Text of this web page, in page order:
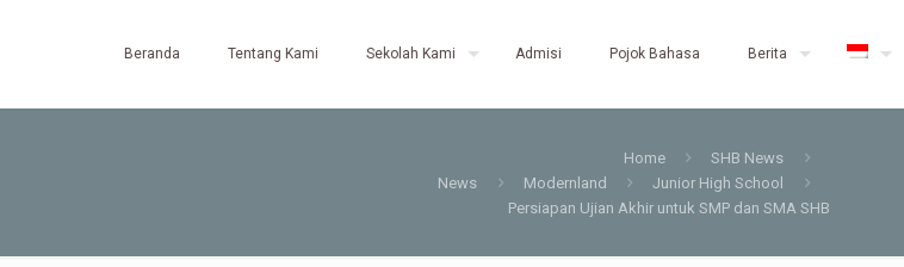
Beranda Tentang Kami Sekolah Kami Admisi Pojok Bahasa Berita
Home
SHB News
News
Modernland
Junior High School
Persiapan Ujian Akhir untuk SMP dan SMA SHB